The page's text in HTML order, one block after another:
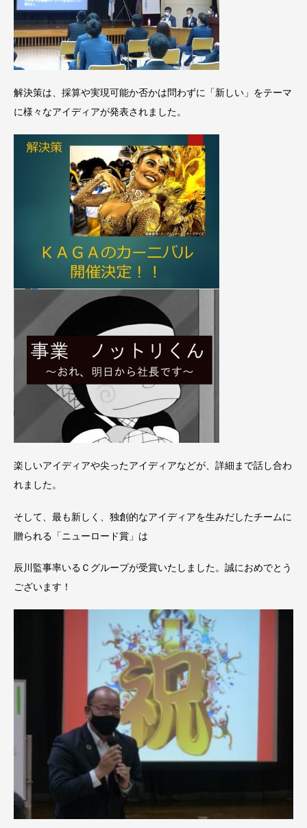
解決策は、採算や実現可能か否かは問わずに「新しい」をテーマ
に様々なアイディアが発表されました。
楽しいアイディアや尖ったアイディアなどが、詳細まで話し合わ
れました。
そして、最も新しく、独創的なアイディアを生みだしたチームに
贈られる「ニューロード賞」は
辰川監事率いるＣグループが受賞いたしました。誠におめでとう
ございます！